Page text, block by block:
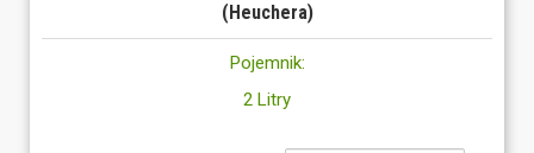
(Heuchera)
Pojemnik:
2 Litry